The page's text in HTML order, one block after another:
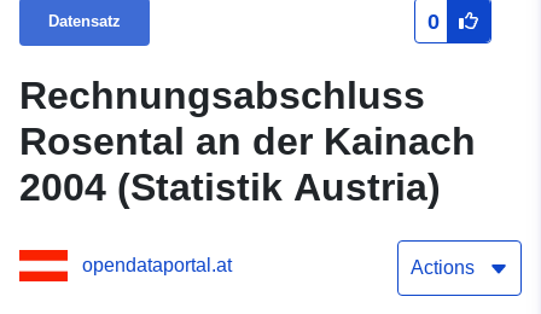
Datensatz 0
Rechnungsabschluss
Rosental an der Kainach
2004 (Statistik Austria)
opendataportal.at Actions